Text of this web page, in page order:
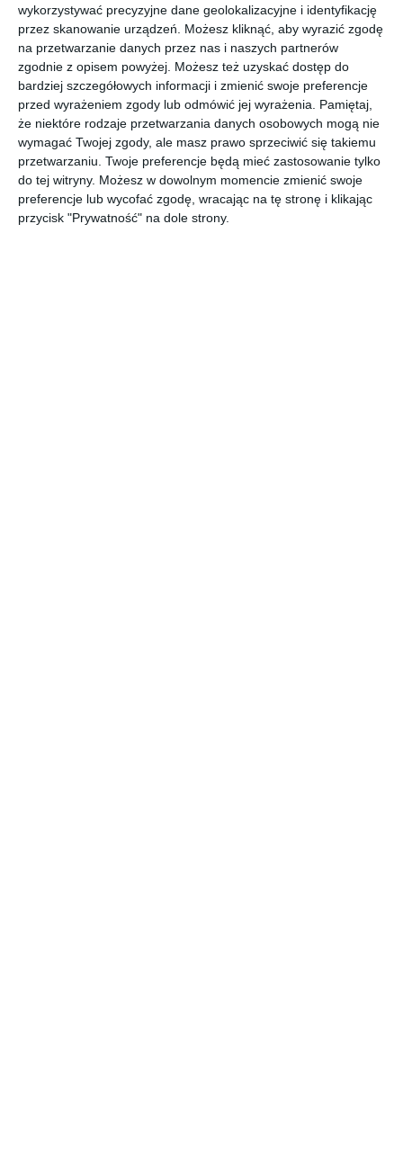
wykorzystywać precyzyjne dane geolokalizacyjne i identyfikację
przez skanowanie urządzeń. Możesz kliknąć, aby wyrazić zgodę
na przetwarzanie danych przez nas i naszych partnerów
zgodnie z opisem powyżej. Możesz też uzyskać dostęp do
bardziej szczegółowych informacji i zmienić swoje preferencje
przed wyrażeniem zgody lub odmówić jej wyrażenia.
Pamiętaj,
że niektóre rodzaje przetwarzania danych osobowych mogą nie
wymagać Twojej zgody, ale masz prawo sprzeciwić się takiemu
przetwarzaniu. Twoje preferencje będą mieć zastosowanie tylko
do tej witryny. Możesz w dowolnym momencie zmienić swoje
preferencje lub wycofać zgodę, wracając na tę stronę i klikając
przycisk "Prywatność" na dole strony.
Aranżacja salonu w domu jednorodzinnym z dużym
portretem - obrazem powieszonym na ścianie.
AUTOR:wnetrzewdomu.pl
DODAJ DO ULUBIONYCH
UDOSTĘPNIJ
Pozostałe zdjęcia w projekcie:Projekt parteru w domu
jednorodzinnym